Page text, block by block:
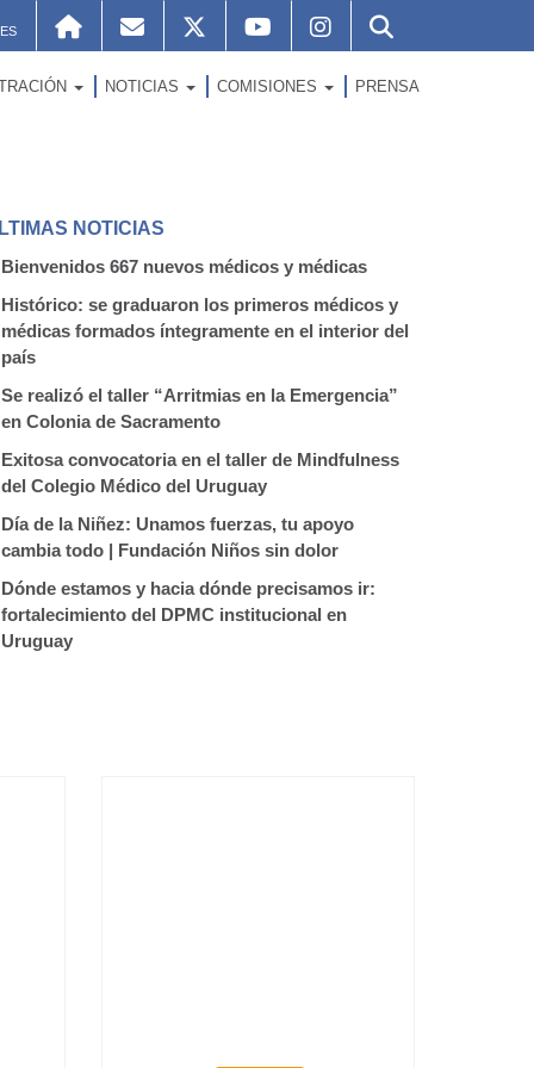
NOTICIAS COMISIONES PRENSA
NOTICIAS
Bienvenidos 667 nuevos médicos y médicas
Histórico: se graduaron los primeros médicos y
médicas formados íntegramente en el interior del
país
Se realizó el taller “Arritmias en la Emergencia”
en Colonia de Sacramento
Exitosa convocatoria en el taller de Mindfulness
del Colegio Médico del Uruguay
Día de la Niñez: Unamos fuerzas, tu apoyo
cambia todo | Fundación Niños sin dolor
Dónde estamos y hacia dónde precisamos ir:
fortalecimiento del DPMC institucional en
Uruguay